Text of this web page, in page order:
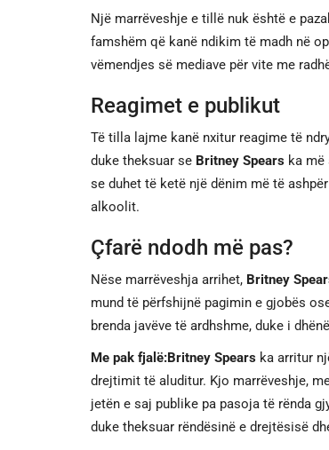
Një marrëveshje e tillë nuk është e
famshëm që kanë ndikim të madh në
vëmendjes së mediave për vite me
Reagimet e publikut
Të tilla lajme kanë nxitur reagime të
duke theksuar se Britney Spears ka
se duhet të ketë një dënim më të
alkoolit.
Çfarë ndodh më pas?
Nëse marrëveshja arrihet, Britney
mund të përfshijnë pagimin e gjobës
brenda javëve të ardhshme, duke i
Me pak fjalë:Britney Spears ka arritur
drejtimit të aluditur. Kjo marrëveshje,
jetën e saj publike pa pasoja të rënda
duke theksuar rëndësinë e drejtësisë